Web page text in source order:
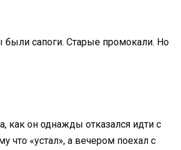
были сапоги. Старые промокали. Но
как он однажды отказался идти с
что «устал», а вечером поехал с